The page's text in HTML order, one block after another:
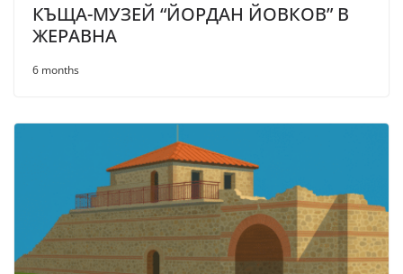
КЪЩА-МУЗЕЙ “ЙОРДАН ЙОВКОВ” В
ЖЕРАВНА
6 months